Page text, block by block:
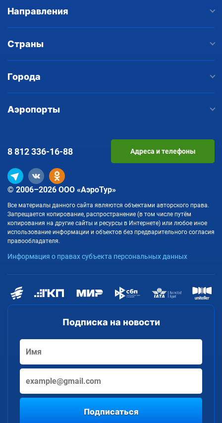
Направления
Страны
Города
Аэропорты
Подписка на новости
Подписаться
© 2006–2026 ООО «АэроТур»
Все материалы данного сайта являются объектами авторского права.
Запрещается копирование, распространение (в том числе путём
копирования на другие сайты и ресурсы в Интернете) или любое иное
использование информации и объектов без предварительного согласия
правообладателя.
Информация о правах субъекта персональных данных
8 812336-16-88 Адреса и телефоны